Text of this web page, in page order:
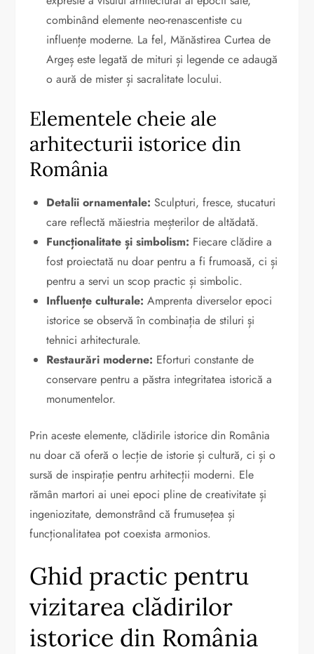
combinând elemente neo-renascentiste cu
influențe moderne. La fel, Mănăstirea Curtea de
Argeș este legată de mituri și legende ce adaugă
o aură de mister și sacralitate locului.
Elementele cheie ale
arhitecturii istorice din
România
Detalii ornamentale: Sculpturi, fresce, stucaturi
care reflectă măiestria meșterilor de altădată.
Funcționalitate și simbolism: Fiecare clădire a
fost proiectată nu doar pentru a fi frumoasă, ci și
pentru a servi un scop practic și simbolic.
Influențe culturale: Amprenta diverselor epoci
istorice se observă în combinația de stiluri și
tehnici arhitecturale.
Restaurări moderne: Eforturi constante de
conservare pentru a păstra integritatea istorică a
monumentelor.
Prin aceste elemente, clădirile istorice din România
nu doar că oferă o lecție de istorie și cultură, ci și o
sursă de inspirație pentru arhitecții moderni. Ele
rămân martori ai unei epoci pline de creativitate și
ingeniozitate, demonstrând că frumusețea și
funcționalitatea pot coexista armonios.
Ghid practic pentru
vizitarea clădirilor
istorice din România